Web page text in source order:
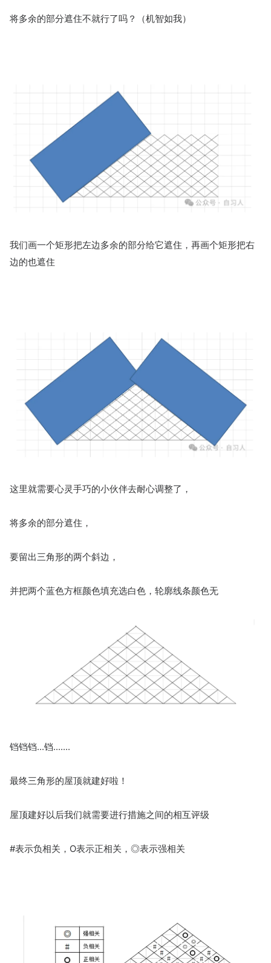
将多余的部分遮住不就行了吗？（机智如我）
我们画一个矩形把左边多余的部分给它遮住，再画个矩形把右
边的也遮住
这里就需要心灵手巧的小伙伴去耐心调整了，
将多余的部分遮住，
要留出三角形的两个斜边，
并把两个蓝色方框颜色填充选白色，轮廓线条颜色无
铛铛铛...铛.......
最终三角形的屋顶就建好啦！
屋顶建好以后我们就需要进行措施之间的相互评级
#表示负相关，O表示正相关，◎表示强相关